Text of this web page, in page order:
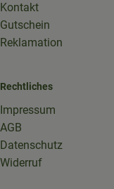
Kontakt
Gutschein
Reklamation
Rechtliches
Impressum
AGB
Datenschutz
Widerruf